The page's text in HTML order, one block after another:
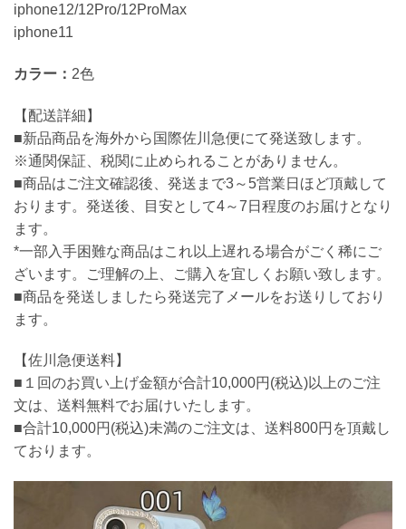
iphone12/12Pro/12ProMax
iphone11
カラー： 2色
【配送詳細】
■新品商品を海外から国際佐川急便にて発送致します。
※通関保証、税関に止められることがありません。
■商品はご注文確認後、発送まで3～5営業日ほど頂戴して
おります。発送後、目安として4～7日程度のお届けとなり
ます。
*一部入手困難な商品はこれ以上遅れる場合がごく稀にご
ざいます。ご理解の上、ご購入を宜しくお願い致します。
■商品を発送しましたら発送完了メールをお送りしており
ます。
【佐川急便送料】
■１回のお買い上げ金額が合計10,000円(税込)以上のご注
文は、送料無料でお届けいたします。
■合計10,000円(税込)未満のご注文は、送料800円を頂戴し
ております。